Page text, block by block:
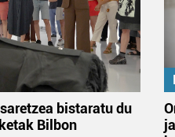
bistaratu du
Bilbon